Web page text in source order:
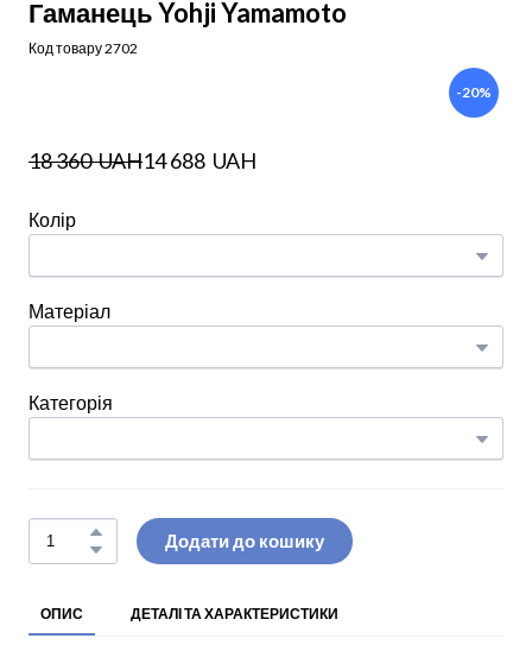
Гаманець Yohji Yamamoto
Код товару 2702
-20%
18 360  UAH14 688  UAH
Колір
Матеріал
Категорія
Додати до кошику
ОПИС ДЕТАЛІ ТА ХАРАКТЕРИСТИКИ